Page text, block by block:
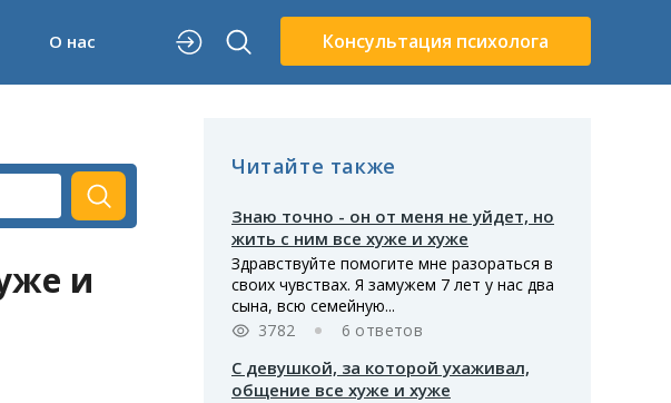
О нас Консультация психолога
и
Читайте также
Знаю точно - он от меня не уйдет, но
жить с ним все хуже и хуже
Здравствуйте помогите мне разораться в
своих чувствах. Я замужем 7 лет у нас два
сына, всю семейную...
3782
6 ответов
С девушкой, за которой ухаживал,
общение все хуже и хуже